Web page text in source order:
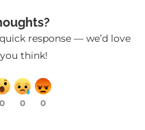
response — we’d love
think!
0 0 0